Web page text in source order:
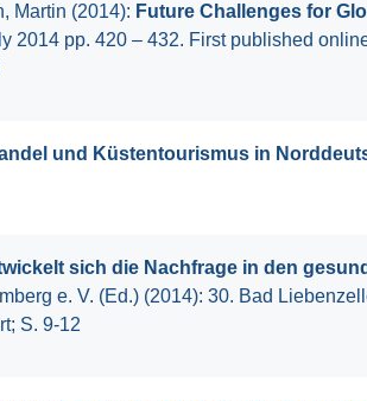
Martin (2014): Future Challenges for
2014 pp. 420 – 432. First published
und Küstentourismus in
sich die Nachfrage in den
e. V. (Ed.) (2014): 30. Bad
S. 9-12